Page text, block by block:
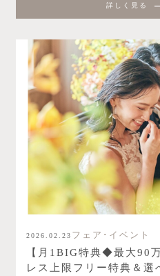
詳しく見る
2026.02.23 フェア･イベント
【月1BIG特典◆最大90
レス上限フリー特典＆選